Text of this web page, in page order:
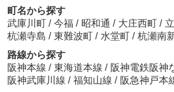
町名から探す
武庫川町 / 今福 / 昭和通 / 大庄西町 /
杭瀬寺島 / 東難波町 / 水堂町 / 杭瀬南
路線から探す
阪神本線 / 東海道本線 / 阪神電鉄阪神
阪神武庫川線 / 福知山線 / 阪急神戸本